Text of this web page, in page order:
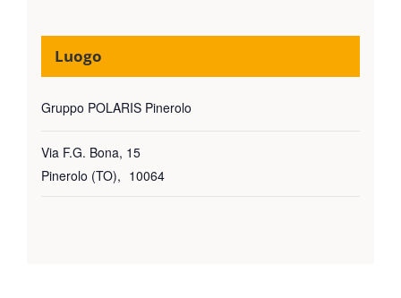
Luogo
Gruppo POLARIS Pinerolo
Via F.G. Bona, 15
Pinerolo (TO), 10064